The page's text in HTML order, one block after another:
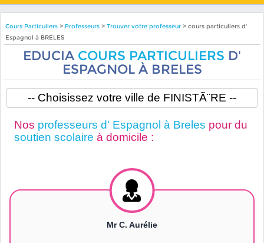
Cours Particuliers> Professeurs > Trouver votre professeur> cours particuliers d'
Espagnol à BRELES
EDUCIA COURS PARTICULIERS D'
ESPAGNOL À BRELES
Nos professeurs d' Espagnol à Breles pour du
soutien scolaire à domicile :
Mr C. Aurélie